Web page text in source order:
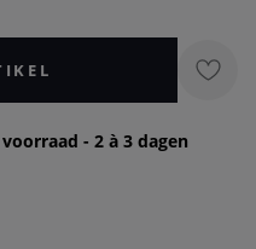
- 2 à 3 dagen